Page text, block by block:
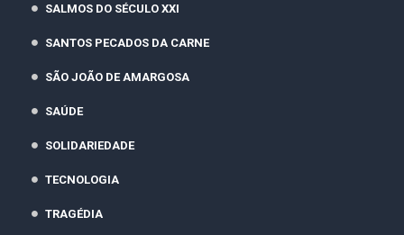
SALMOS DO SÉCULO XXI
SANTOS PECADOS DA CARNE
SÃO JOÃO DE AMARGOSA
SAÚDE
SOLIDARIEDADE
TECNOLOGIA
TRAGÉDIA